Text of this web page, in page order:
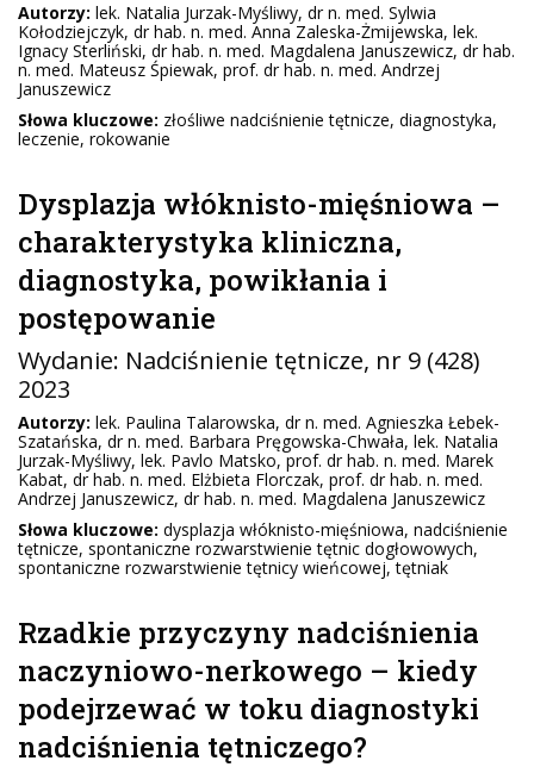
Autorzy: lek. Natalia Jurzak-Myśliwy, dr n. med. Sylwia
Kołodziejczyk, dr hab. n. med. Anna Zaleska-Żmijewska, lek.
Ignacy Sterliński, dr hab. n. med. Magdalena Januszewicz, dr hab.
n. med. Mateusz Śpiewak, prof. dr hab. n. med. Andrzej
Januszewicz
Słowa kluczowe: złośliwe nadciśnienie tętnicze, diagnostyka,
leczenie, rokowanie
Dysplazja włóknisto-mięśniowa –
charakterystyka kliniczna,
diagnostyka, powikłania i
postępowanie
Wydanie: Nadciśnienie tętnicze, nr 9 (428)
2023
Autorzy: lek. Paulina Talarowska, dr n. med. Agnieszka Łebek-
Szatańska, dr n. med. Barbara Pręgowska-Chwała, lek. Natalia
Jurzak-Myśliwy, lek. Pavlo Matsko, prof. dr hab. n. med. Marek
Kabat, dr hab. n. med. Elżbieta Florczak, prof. dr hab. n. med.
Andrzej Januszewicz, dr hab. n. med. Magdalena Januszewicz
Słowa kluczowe: dysplazja włóknisto-mięśniowa, nadciśnienie
tętnicze, spontaniczne rozwarstwienie tętnic dogłowowych,
spontaniczne rozwarstwienie tętnicy wieńcowej, tętniak
Rzadkie przyczyny nadciśnienia
naczyniowo-nerkowego – kiedy
podejrzewać w toku diagnostyki
nadciśnienia tętniczego?